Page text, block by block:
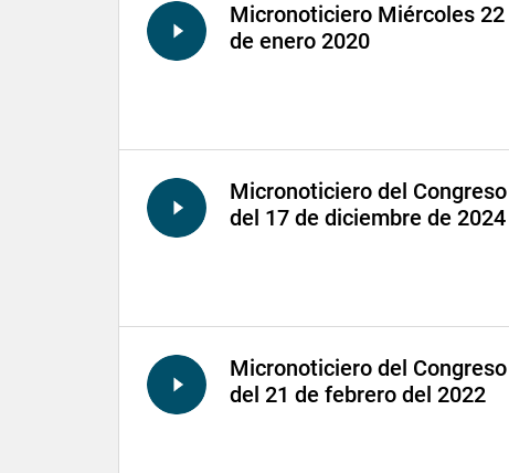
Micronoticiero Miércoles 22
de enero 2020
Micronoticiero del Congreso
del 17 de diciembre de 2024
Micronoticiero del Congreso
del 21 de febrero del 2022